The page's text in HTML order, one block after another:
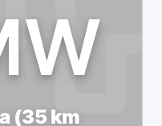
(35 km